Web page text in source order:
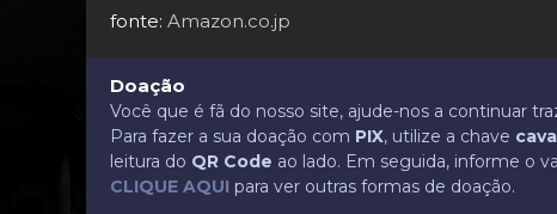
fonte: Amazon.co.jp
Doação
Você que é fã do nosso site, ajude-nos a continuar
Para fazer a sua doação com PIX, utilize a chave
leitura do QR Code ao lado. Em seguida, informe o
CLIQUE AQUI para ver outras formas de doação.